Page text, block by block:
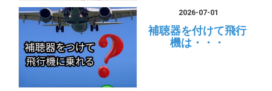
2026-07-01
補聴器を付けて飛行
機は・・・